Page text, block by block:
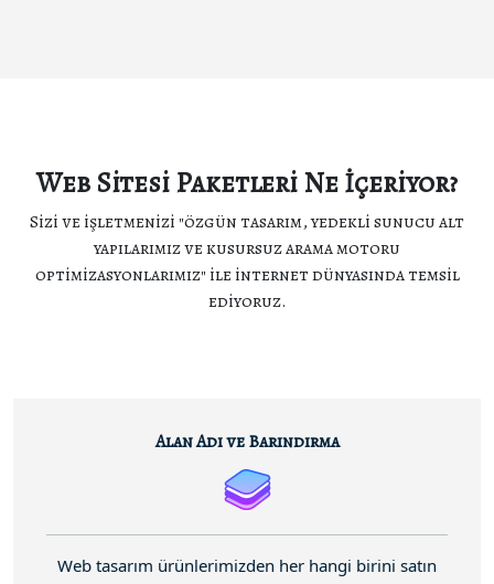
Web Sitesi Paketleri Ne İçeriyor?
Sizi ve işletmenizi "özgün tasarım, yedekli sunucu alt
yapılarımız ve kusursuz arama motoru
optimizasyonlarımız" ile internet dünyasında temsil
ediyoruz.
Alan Adı ve Barındırma
Web tasarım ürünlerimizden her hangi birini satın